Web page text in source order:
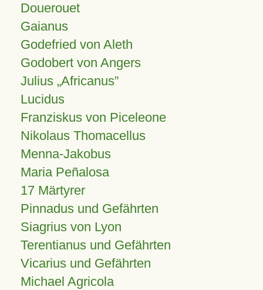
Douerouet
Gaianus
Godefried von Aleth
Godobert von Angers
Julius Africanus
Lucidus
Franziskus von Piceleone
Nikolaus Thomacellus
Menna-Jakobus
Maria Peñalosa
17 Märtyrer
Pinnadus und Gefährten
Siagrius von Lyon
Terentianus und Gefährten
Vicarius und Gefährten
Michael Agricola